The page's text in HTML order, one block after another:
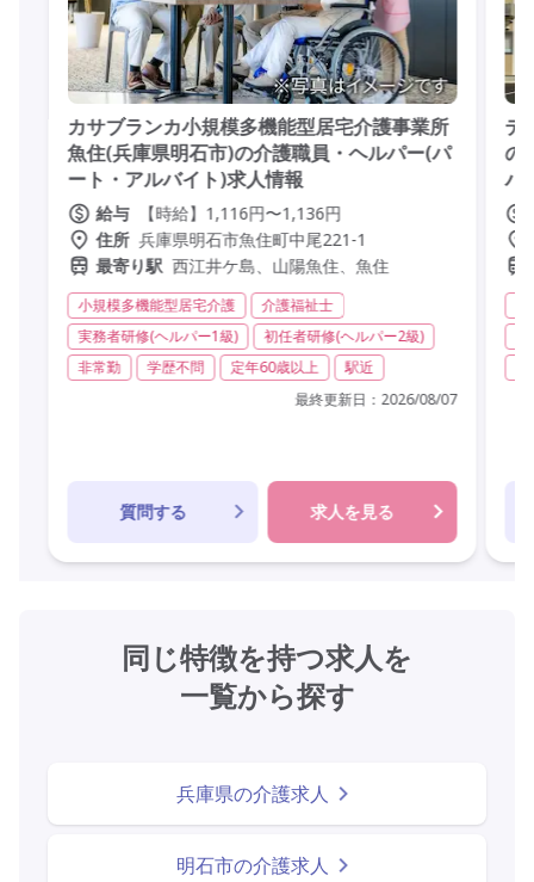
カサブランカ小規模多機能型居宅介護事業所
魚住(兵庫県明石市)の介護職員・ヘルパー(パ
ート・アルバイト)求人情報
給与
【時給】1,116円〜1,136円
住所 兵庫県明石市魚住町中尾221-1
最寄り駅 西江井ケ島、山陽魚住、魚住
小規模多機能型居宅介護
介護福祉士
実務者研修(ヘルパー1級)
初任者研修(ヘルパー2級)
非常勤
学歴不問 定年60歳以上
駅近
最終更新日： 2026/08/07
質問する 求人を見る
デ
の
バ
同じ特徴を持つ求人を
一覧から探す
兵庫県の介護求人
明石市の介護求人